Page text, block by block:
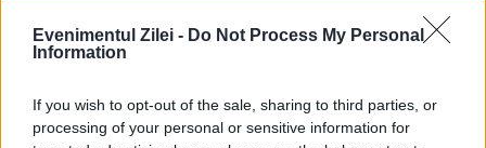
Evenimentul Zilei - Do Not Process My Personal
Information
If you wish to opt-out of the sale, sharing to third parties, or
processing of your personal or sensitive information for
participa la liturghia Papei Francisc de
4 APRILIE 2019